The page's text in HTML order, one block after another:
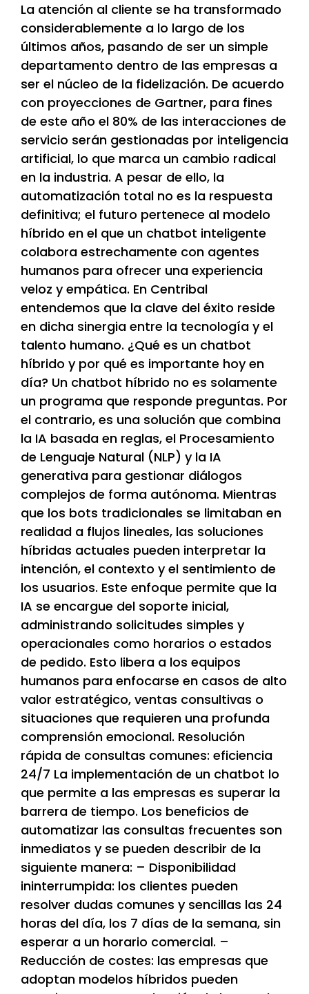
La atención al cliente se ha transformado
considerablemente a lo largo de los
últimos años, pasando de ser un simple
departamento dentro de las empresas a
ser el núcleo de la fidelización. De acuerdo
con proyecciones de Gartner, para fines
de este año el 80% de las interacciones de
servicio serán gestionadas por inteligencia
artificial, lo que marca un cambio radical
en la industria. A pesar de ello, la
automatización total no es la respuesta
definitiva; el futuro pertenece al modelo
híbrido en el que un chatbot inteligente
colabora estrechamente con agentes
humanos para ofrecer una experiencia
veloz y empática. En Centribal
entendemos que la clave del éxito reside
en dicha sinergia entre la tecnología y el
talento humano. ¿Qué es un chatbot
híbrido y por qué es importante hoy en
día? Un chatbot híbrido no es solamente
un programa que responde preguntas. Por
el contrario, es una solución que combina
la IA basada en reglas, el Procesamiento
de Lenguaje Natural (NLP) y la IA
generativa para gestionar diálogos
complejos de forma autónoma. Mientras
que los bots tradicionales se limitaban en
realidad a flujos lineales, las soluciones
híbridas actuales pueden interpretar la
intención, el contexto y el sentimiento de
los usuarios. Este enfoque permite que la
IA se encargue del soporte inicial,
administrando solicitudes simples y
operacionales como horarios o estados
de pedido. Esto libera a los equipos
humanos para enfocarse en casos de alto
valor estratégico, ventas consultivas o
situaciones que requieren una profunda
comprensión emocional. Resolución
rápida de consultas comunes: eficiencia
24/7 La implementación de un chatbot lo
que permite a las empresas es superar la
barrera de tiempo. Los beneficios de
automatizar las consultas frecuentes son
inmediatos y se pueden describir de la
siguiente manera: – Disponibilidad
ininterrumpida: los clientes pueden
resolver dudas comunes y sencillas las 24
horas del día, los 7 días de la semana, sin
esperar a un horario comercial. –
Reducción de costes: las empresas que
adoptan modelos híbridos pueden